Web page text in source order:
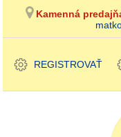
Kamenná
REGISTROVAŤ